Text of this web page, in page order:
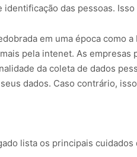
identificação das pessoas.
em uma época como
pela intenet. As
da coleta de dados
dados. Caso contrário,
lista os principais